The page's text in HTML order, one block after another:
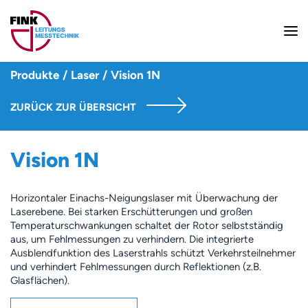
Produkte / Laser / Vision 1N
ZURÜCK ZUR ÜBERSICHT
Vision 1N
Horizontaler Einachs-Neigungslaser mit Überwachung der
Laserebene. Bei starken Erschütterungen und großen
Temperaturschwankungen schaltet der Rotor selbstständig
aus, um Fehlmessungen zu verhindern. Die integrierte
Ausblendfunktion des Laserstrahls schützt Verkehrsteilnehmer
und verhindert Fehlmessungen durch Reflektionen (z.B.
Glasflächen).